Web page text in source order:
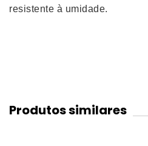
resistente à umidade.
Produtos similares